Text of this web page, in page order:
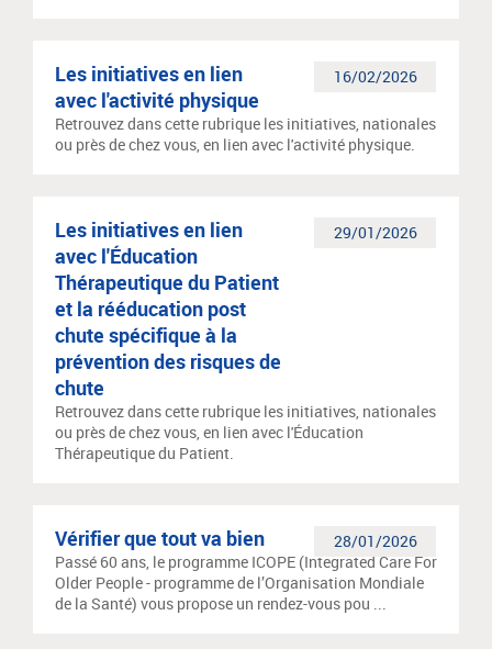
16/02/2026
Les initiatives en lien
avec l'activité physique
Retrouvez dans cette rubrique les initiatives, nationales
ou près de chez vous, en lien avec l'activité physique.
29/01/2026
Les initiatives en lien
avec l'Éducation
Thérapeutique du Patient
et la rééducation post
chute spécifique à la
prévention des risques de
chute
Retrouvez dans cette rubrique les initiatives, nationales
ou près de chez vous, en lien avec l'Éducation
Thérapeutique du Patient.
28/01/2026
Vérifier que tout va bien
Passé 60 ans, le programme ICOPE (Integrated Care For
Older People - programme de l’Organisation Mondiale
de la Santé) vous propose un rendez-vous pou ...